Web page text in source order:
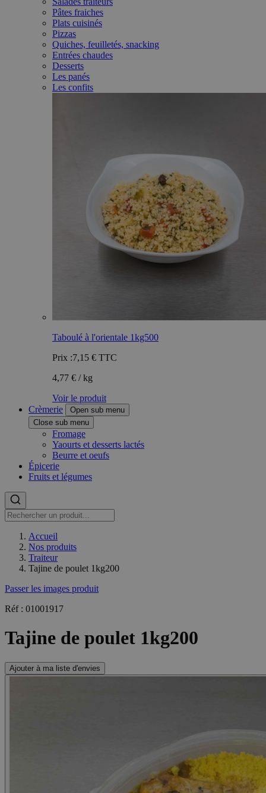
Pâtes fraiches
Plats cuisinés
Pizzas
Quiches, feuilletés, snacking
Entrées chaudes
Desserts
Les panés
Les confits
Taboulé à l'orientale 1kg500
Prix :7,15 € TTC
4,77 € / kg
Voir le produit
Crèmerie
Open sub menu
Close sub menu
Fromage
Yaourts et desserts lactés
Beurre et oeufs
Épicerie
Fruits et légumes
Accueil
Nos produits
Traiteur
Tajine de poulet 1kg200
Passer les images produit
Réf : 01001917
Tajine de poulet 1kg200
Ajouter à ma liste d'envies